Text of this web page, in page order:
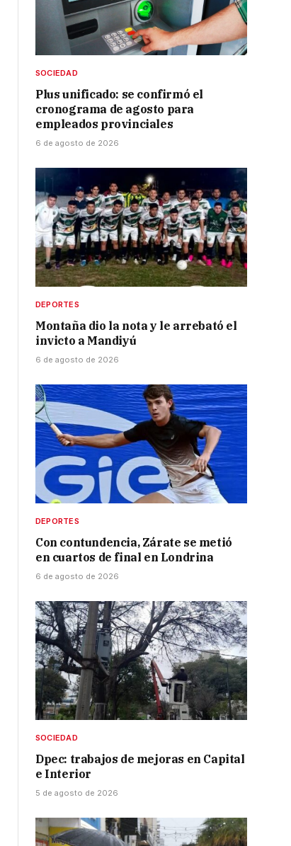
SOCIEDAD
Plus unificado: se confirmó el
cronograma de agosto para
empleados provinciales
6 de agosto de 2026
DEPORTES
Montaña dio la nota y le arrebató el
invicto a Mandiyú
6 de agosto de 2026
DEPORTES
Con contundencia, Zárate se metió
en cuartos de final en Londrina
6 de agosto de 2026
SOCIEDAD
Dpec: trabajos de mejoras en Capital
e Interior
5 de agosto de 2026